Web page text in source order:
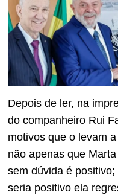
Depois de ler, na
do companheiro Rui
motivos que o levam
não apenas que
sem dúvida é
seria positivo ela